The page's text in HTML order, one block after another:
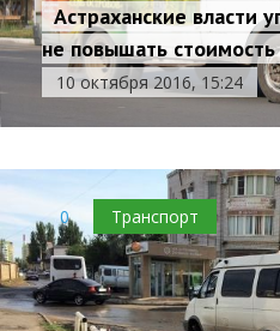
Астраханские власти
не повышать
10 октября 2016, 15:24
0 Транспорт